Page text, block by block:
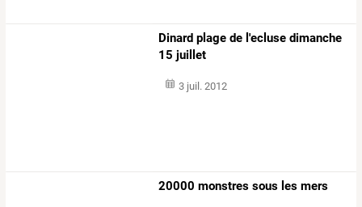
Dinard plage de l'ecluse dimanche
15 juillet
3 juil. 2012
20000 monstres sous les mers